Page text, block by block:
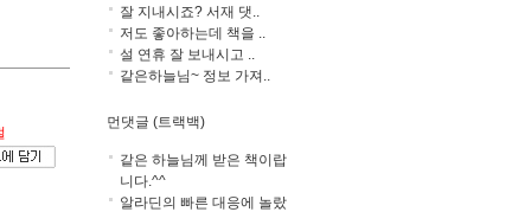
잘 지내시죠? 서재 댓..
저도 좋아하는데 책을 ..
설 연휴 잘 보내시고 ..
같은하늘님~ 정보 가져..
먼댓글 (트랙백)
같은 하늘님께 받은 책이랍
니다.^^
알라딘의 빠른 대응에 놀랐